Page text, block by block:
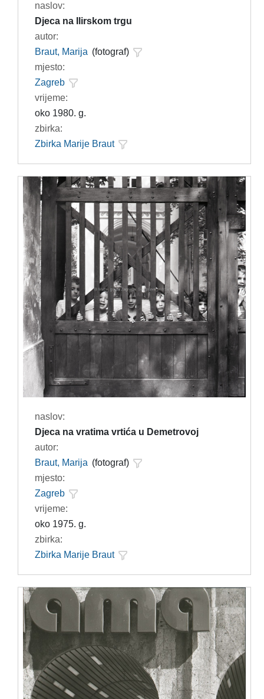
naslov:
Djeca na Ilirskom trgu
autor:
Braut, Marija (fotograf)
mjesto:
Zagreb
vrijeme:
oko 1980. g.
zbirka:
Zbirka Marije Braut
naslov:
Djeca na vratima vrtića u Demetrovoj
autor:
Braut, Marija (fotograf)
mjesto:
Zagreb
vrijeme:
oko 1975. g.
zbirka:
Zbirka Marije Braut